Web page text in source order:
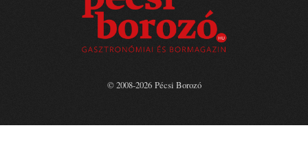
© 2008-2026 Pécsi Borozó